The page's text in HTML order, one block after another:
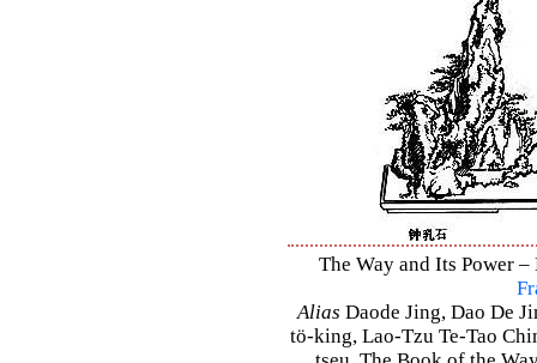
The Way and Its Power
Alias Daode Jing, Dao De
tö-king, Lao-Tzu Te-Tao